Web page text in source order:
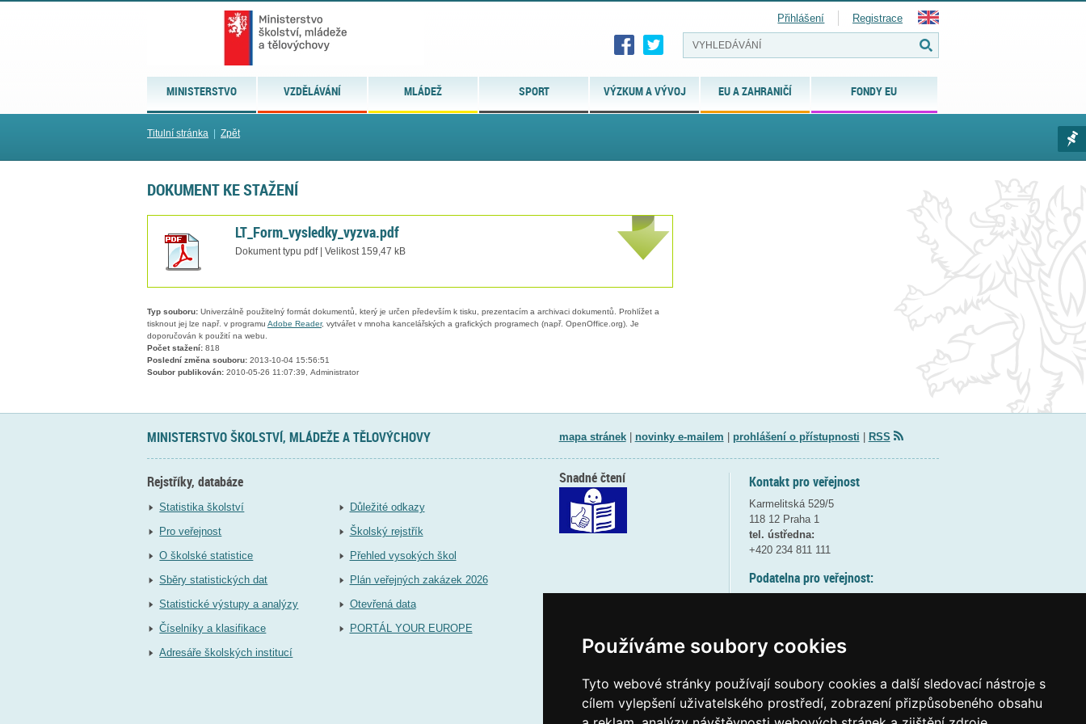
Používáme soubory cookies
Tyto webové stránky používají soubory cookies a další sledovací nástroje s
cílem vylepšení uživatelského prostředí, zobrazení přizpůsobeného obsahu
MINISTERSTVO VZDĚLÁVÁNÍ MLÁDEŽ SPORT VÝZKUM A VÝVOJ EU A ZAHRANIČÍ FONDY EU
Přihlášení Registrace
Titulní stránka Zpět
DOKUMENT KE STAŽENÍ
LT_Form_vysledky_vyzva.pdf
Dokument typu pdf | Velikost 159,47 kB
Typ souboru: Univerzálně použitelný formát dokumentů, který je určen především k tisku, prezentacím a archivaci dokumentů. Prohlížet a
tisknout jej lze např. v programu Adobe Reader, vytvářet v mnoha kancelářských a grafických programech (např. OpenOffice.org). Je
doporučován k použití na webu.
Počet stažení: 818
Poslední změna souboru: 2013-10-04 15:56:51
Soubor publikován: 2010-05-26 11:07:39, Administrator
MINISTERSTVO ŠKOLSTVÍ, MLÁDEŽE A TĚLOVÝCHOVY mapa stránek| novinky e-mailem prohlášení o přístupnosti RSS
Rejstříky, databáze
Statistika školství
Pro veřejnost
O školské statistice
Sběry statistických dat
Statistické výstupy a analýzy
Číselníky a klasifikace
Adresáře školských institucí
Důležité odkazy
Školský rejstřík
Přehled vysokých škol
Plán veřejných zakázek 2026
Otevřená data
PORTÁL YOUR EUROPE
Kontakt pro veřejnost
Karmelitská 529/5
118 12 Praha 1
tel. ústředna:
+420 234 811 111
Podatelna pro veřejnost:
(více informací
Elektronická podatelna:
Snadné čtení